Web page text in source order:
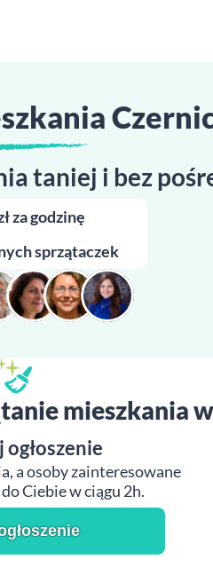
taniej i bez
za godzinę
sprzątaczek
mieszkania
ogłoszenie
a osoby zainteresowane
Ciebie w ciągu 2h.